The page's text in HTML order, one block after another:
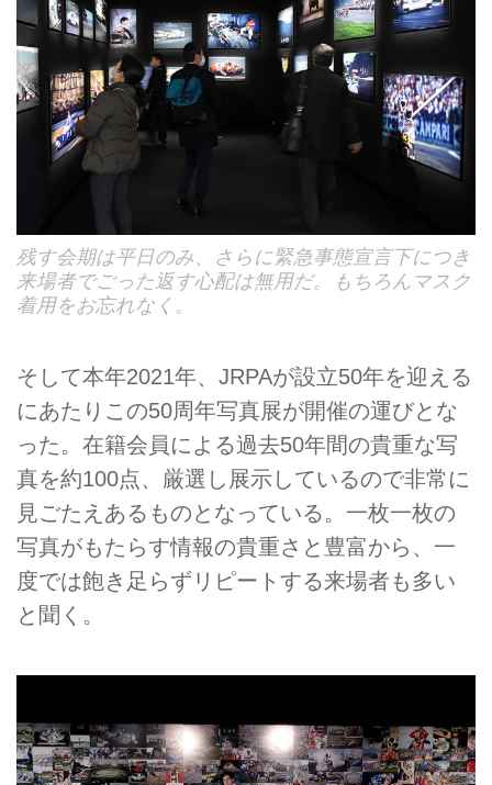
残す会期は平日のみ、さらに緊急事態宣言下につき
来場者でごった返す心配は無用だ。もちろんマスク
着用をお忘れなく。
そして本年2021年、JRPAが設立50年を迎える
にあたりこの50周年写真展が開催の運びとな
った。在籍会員による過去50年間の貴重な写
真を約100点、厳選し展示しているので非常に
見ごたえあるものとなっている。一枚一枚の
写真がもたらす情報の貴重さと豊富から、一
度では飽き足らずリピートする来場者も多い
と聞く。